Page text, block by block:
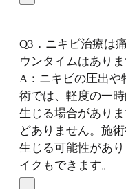
Q3．ニキビ治療は
ウンタイムはありま
A：ニキビの圧出や
術では、軽度の一
生じる場合があり
どありません。施
生じる可能性があ
イクもできます。